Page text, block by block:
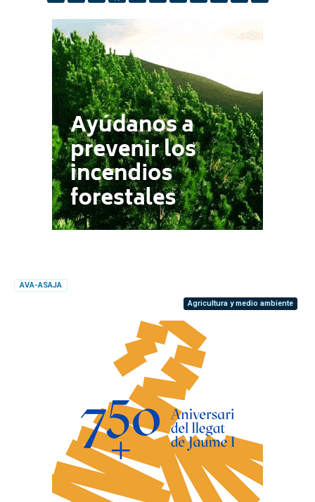
AVA-ASAJA
Agricultura y medio ambiente